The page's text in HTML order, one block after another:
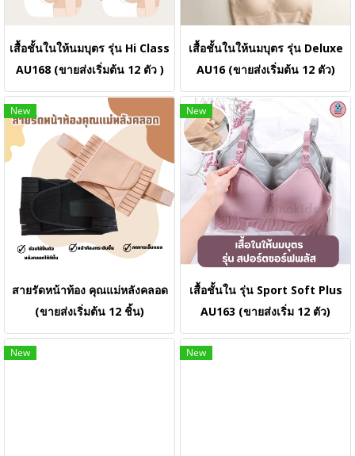
เสื้อชั้นในให้นมบุตร รุ่น Hi Class
AU168 (ขายส่งเริ่มต้น 12 ตัว )
เสื้อชั้นในให้นมบุตร รุ่น Deluxe
AU16 (ขายส่งเริ่มต้น 12 ตัว)
New
สายรัดหน้าท้อง คุณแม่หลังคลอด
(ขายส่งเริ่มต้น 12 ชิ้น)
New
เสื้อชั้นใน รุ่น Sport Soft Plus
AU163 (ขายส่งเริ่ม 12 ตัว)
New New